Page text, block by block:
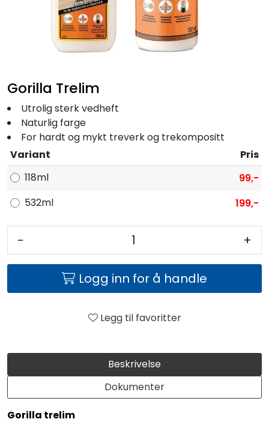
Beskrivelse
Dokumenter
Gorilla trelim
Gorilla Trelim
Utrolig sterk vedheft
Naturlig farge
For hardt og mykt treverk og trekompositt
Variant
Pris
118ml
99,-
532ml
199,-
- +
Logg inn for å handle
Legg til favoritter
Båtpleie/Opplag